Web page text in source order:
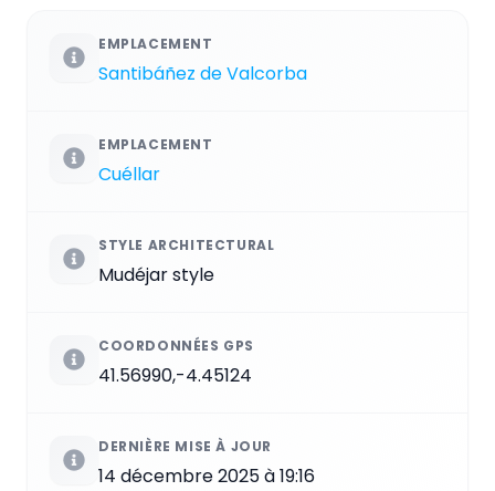
EMPLACEMENT
Santibáñez de Valcorba
EMPLACEMENT
Cuéllar
STYLE ARCHITECTURAL
Mudéjar style
COORDONNÉES GPS
41.56990,-4.45124
DERNIÈRE MISE À JOUR
14 décembre 2025 à 19:16